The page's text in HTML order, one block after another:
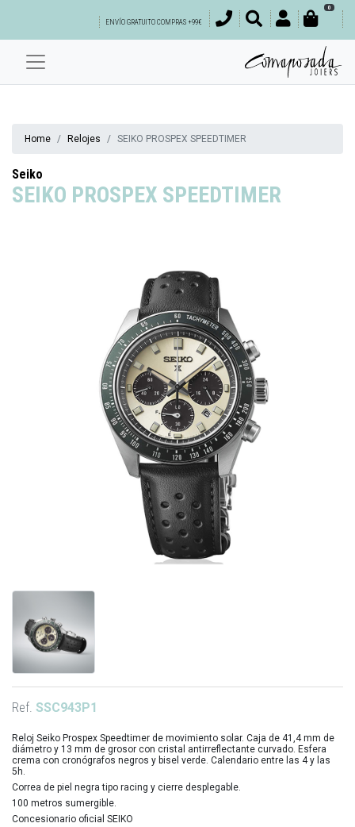
ENVÍO GRATUITO COMPRAS +99€
0
Home Relojes SEIKO PROSPEX SPEEDTIMER
Seiko
SEIKO PROSPEX SPEEDTIMER
Ref. SSC943P1
Reloj Seiko Prospex Speedtimer de movimiento solar. Caja de 41,4 mm de
diámetro y 13 mm de grosor con cristal antirreflectante curvado. Esfera
crema con cronógrafos negros y bisel verde. Calendario entre las 4 y las
5h.
Correa de piel negra tipo racing y cierre desplegable.
100 metros sumergible.
Concesionario oficial SEIKO